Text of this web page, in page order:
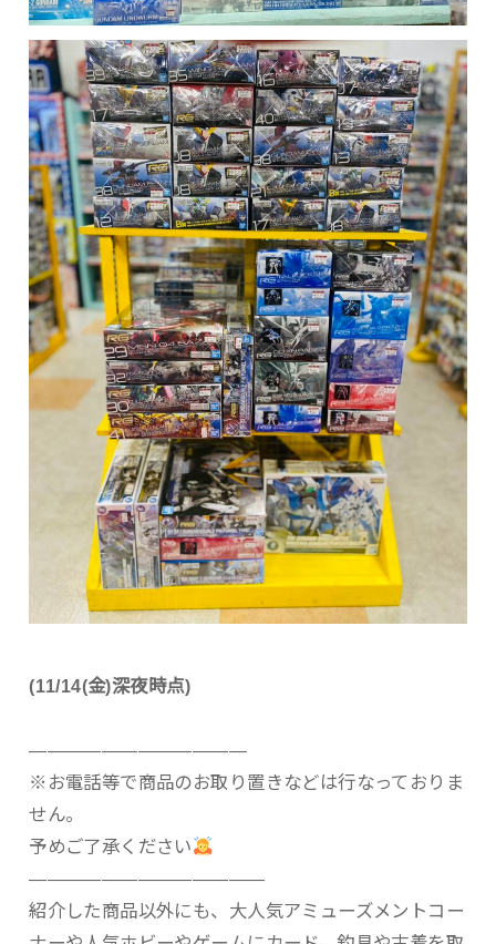
(11/14(金)深夜時点)
————————————
※お電話等で商品のお取り置きなどは行なっておりま
せん。
予めご了承ください
—————————————
紹介した商品以外にも、大人気アミューズメントコー